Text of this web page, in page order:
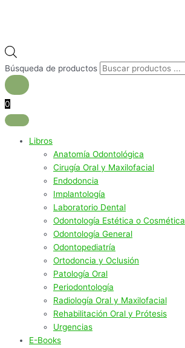
Búsqueda de productos
0
Libros
Anatomía Odontológica
Cirugía Oral y Maxilofacial
Endodoncia
Implantología
Laboratorio Dental
Odontología Estética o Cosmética
Odontología General
Odontopediatría
Ortodoncia y Oclusión
Patología Oral
Periodontología
Radiología Oral y Maxilofacial
Rehabilitación Oral y Prótesis
Urgencias
E-Books